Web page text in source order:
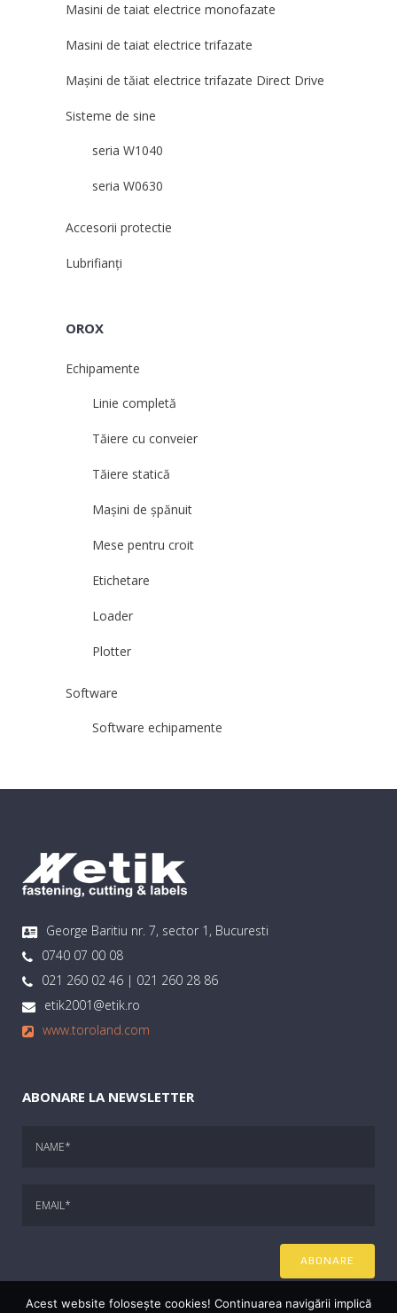
Masini de taiat electrice monofazate
Masini de taiat electrice trifazate
Mașini de tăiat electrice trifazate Direct Drive
Sisteme de sine
seria W1040
seria W0630
Accesorii protectie
Lubrifianți
OROX
Echipamente
Linie completă
Tăiere cu conveier
Tăiere statică
Mașini de șpănuit
Mese pentru croit
Etichetare
Loader
Plotter
Software
Software echipamente
George Baritiu nr. 7, sector 1, Bucuresti
0740 07 00 08
021 260 02 46 | 021 260 28 86
etik2001@etik.ro
www.toroland.com
ABONARE LA NEWSLETTER
Acest website foloseşte cookies! Continuarea navigării implică